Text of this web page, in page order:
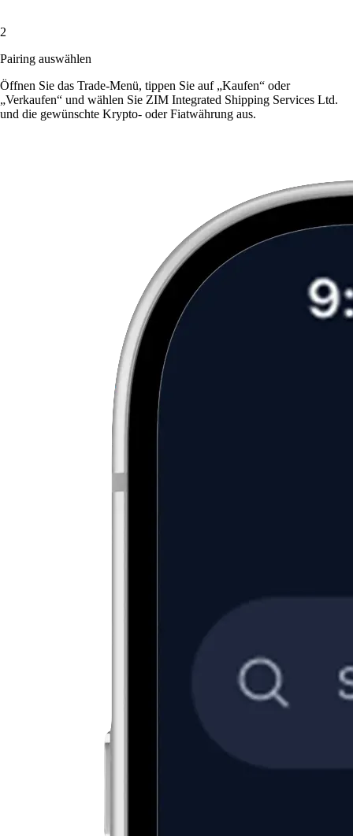
2
Pairing auswählen
Öffnen Sie das Trade-Menü, tippen Sie auf „Kaufen“ oder
„Verkaufen“ und wählen Sie ZIM Integrated Shipping Services Ltd.
und die gewünschte Krypto- oder Fiatwährung aus.